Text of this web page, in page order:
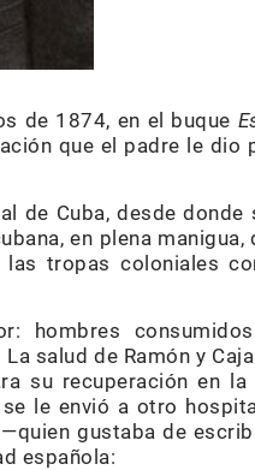
de 1874, en el buque
que el padre le dio
de Cuba, desde
en plena manigua,
tropas coloniales
hombres
salud de Ramón y
su recuperación en
le envió a otro
gustaba de
española: